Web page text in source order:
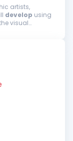
artists,
develop using
visual